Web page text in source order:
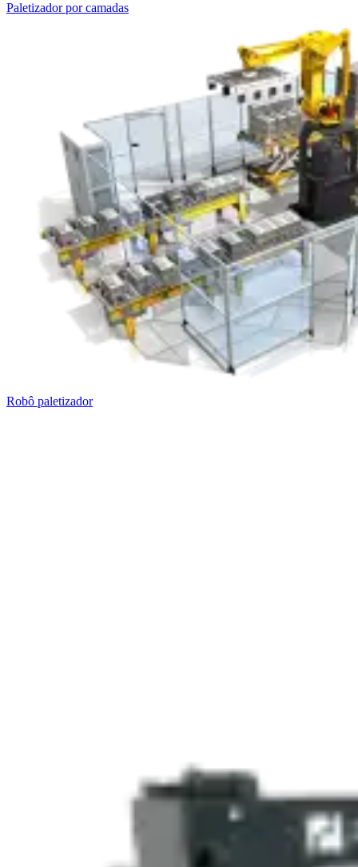
Paletizador por camadas
Robô paletizador